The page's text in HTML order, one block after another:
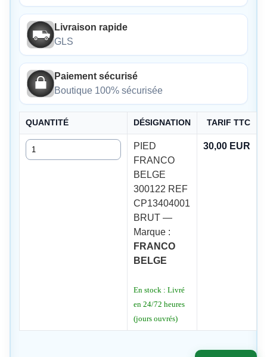
Livraison rapide
GLS
Paiement sécurisé
Boutique 100% sécurisée
QUANTITÉ DÉSIGNATION TARIF TTC
Quantité
PIED
FRANCO
BELGE
300122 REF
CP13404001
BRUT —
Marque :
FRANCO
BELGE
En stock : Livré
en 24/72 heures
(jours ouvrés)
30,00 EUR